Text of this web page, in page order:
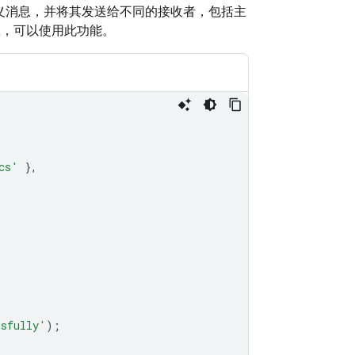
消息，并将其发送给不同的接收者，包括主
可以使用此功能。
},
);